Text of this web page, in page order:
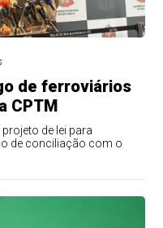
de ferroviários
CPTM
de lei para
de conciliação com o